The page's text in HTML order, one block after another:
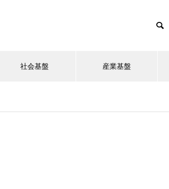
社会基盤 産業基盤